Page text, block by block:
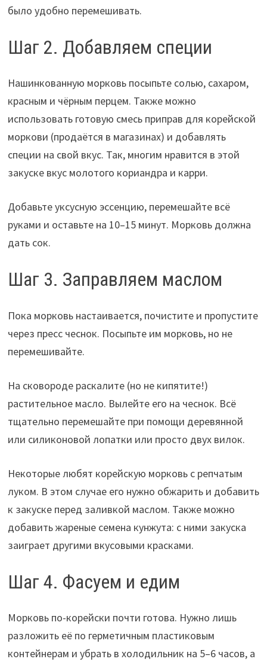
было удобно перемешивать.
Шаг 2. Добавляем специи
Нашинкованную морковь посыпьте солью, сахаром,
красным и чёрным перцем. Также можно
использовать готовую смесь приправ для корейской
моркови (продаётся в магазинах) и добавлять
специи на свой вкус. Так, многим нравится в этой
закуске вкус молотого кориандра и карри.
Добавьте уксусную эссенцию, перемешайте всё
руками и оставьте на 10–15 минут. Морковь должна
дать сок.
Шаг 3. Заправляем маслом
Пока морковь настаивается, почистите и пропустите
через пресс чеснок. Посыпьте им морковь, но не
перемешивайте.
На сковороде раскалите (но не кипятите!)
растительное масло. Вылейте его на чеснок. Всё
тщательно перемешайте при помощи деревянной
или силиконовой лопатки или просто двух вилок.
Некоторые любят корейскую морковь с репчатым
луком. В этом случае его нужно обжарить и добавить
к закуске перед заливкой маслом. Также можно
добавить жареные семена кунжута: с ними закуска
заиграет другими вкусовыми красками.
Шаг 4. Фасуем и едим
Морковь по-корейски почти готова. Нужно лишь
разложить её по герметичным пластиковым
контейнерам и убрать в холодильник на 5–6 часов, а